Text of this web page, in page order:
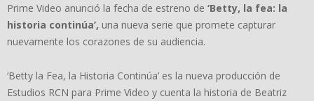
Prime Video anunció la fecha de estreno de ‘Betty, la fea: la
historia continúa’, una nueva serie que promete capturar
nuevamente los corazones de su audiencia.
‘Betty la Fea, la Historia Continúa’ es la nueva producción de
Estudios RCN para Prime Video y cuenta la historia de Beatriz